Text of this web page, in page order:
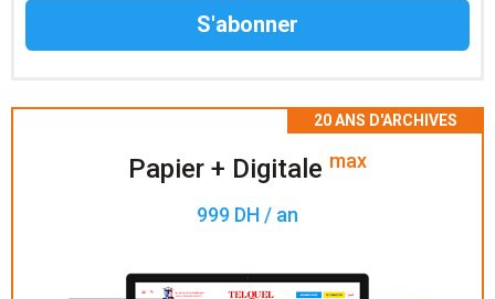
Papier + Digitale max
999 DH / an